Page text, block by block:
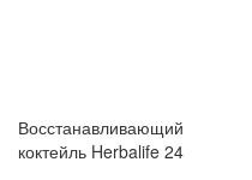
Восстанавливающий
коктейль Herbalife 24